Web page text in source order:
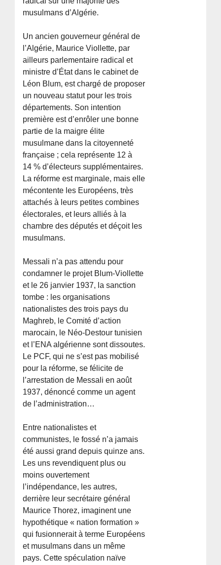
musulmans d’Algérie.
Un ancien gouverneur général de
l’Algérie, Maurice Viollette, par
ailleurs parlementaire radical et
ministre d’État dans le cabinet de
Léon Blum, est chargé de proposer
un nouveau statut pour les trois
départements. Son intention
première est d’enrôler une bonne
partie de la maigre élite
musulmane dans la citoyenneté
française ; cela représente 12 à
14 % d’électeurs supplémentaires.
La réforme est marginale, mais elle
mécontente les Européens, très
attachés à leurs petites combines
électorales, et leurs alliés à la
chambre des députés et déçoit les
musulmans.
Messali n’a pas attendu pour
condamner le projet Blum-Viollette
et le 26 janvier 1937, la sanction
tombe : les organisations
nationalistes des trois pays du
Maghreb, le Comité d’action
marocain, le Néo-Destour tunisien
et l’ENA algérienne sont dissoutes.
Le PCF, qui ne s’est pas mobilisé
pour la réforme, se félicite de
l’arrestation de Messali en août
1937, dénoncé comme un agent
de l’administration…
Entre nationalistes et
communistes, le fossé n’a jamais
été aussi grand depuis quinze ans.
Les uns revendiquent plus ou
moins ouvertement
l’indépendance, les autres,
derrière leur secrétaire général
Maurice Thorez, imaginent une
hypothétique « nation formation »
qui fusionnerait à terme Européens
et musulmans dans un même
pays. Cette spéculation naïve